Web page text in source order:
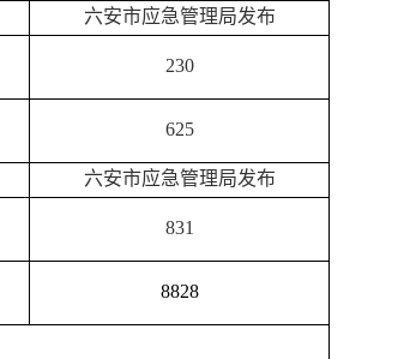
六安市应急管理局发布
230
625
六安市应急管理局发布
831
8828